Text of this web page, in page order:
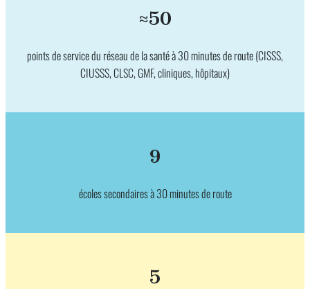
≈50
points de service du réseau de la santé à 30 minutes de route (CISSS,
CIUSSS, CLSC, GMF, cliniques, hôpitaux)
9
écoles secondaires à 30 minutes de route
5